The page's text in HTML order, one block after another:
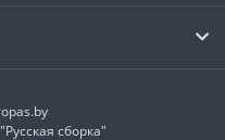
сборка"